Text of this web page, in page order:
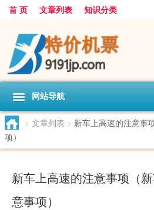
首 页 文章列表 知识分类
网站导航
> 文章列表 > 新车上高速的注意事
项）
新车上高速的注意事项（
意事项）